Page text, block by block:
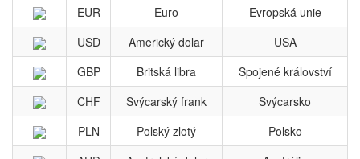
EUR
Euro
Evropská unie
USD
Americký dolar
USA
GBP
Britská libra
Spojené království
CHF
Švýcarský frank
Švýcarsko
PLN
Polský zlotý
Polsko